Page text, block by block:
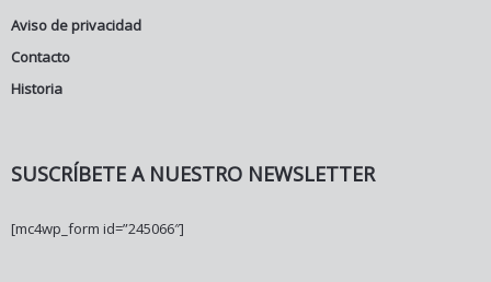
Aviso de privacidad
Contacto
Historia
SUSCRÍBETE A NUESTRO NEWSLETTER
[mc4wp_form id=”245066″]